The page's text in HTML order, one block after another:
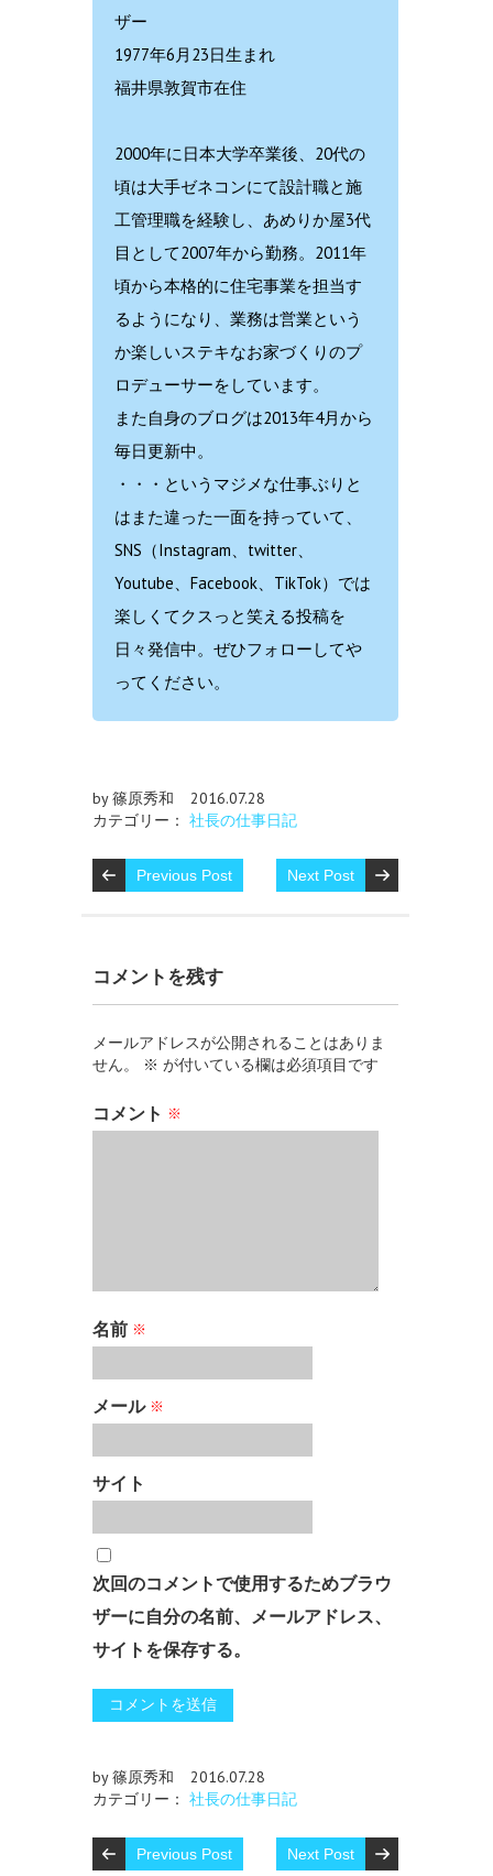
ザー
1977年6月23日生まれ
福井県敦賀市在住
2000年に日本大学卒業後、20代の
頃は大手ゼネコンにて設計職と施
工管理職を経験し、あめりか屋3代
目として2007年から勤務。2011年
頃から本格的に住宅事業を担当す
るようになり、業務は営業という
か楽しいステキなお家づくりのプ
ロデューサーをしています。
また自身のブログは2013年4月から
毎日更新中。
・・・というマジメな仕事ぶりと
はまた違った一面を持っていて、
SNS（Instagram、twitter、
Youtube、Facebook、TikTok）では
楽しくてクスっと笑える投稿を
日々発信中。ぜひフォローしてや
ってください。
by 篠原秀和
2016.07.28
カテゴリー： 社長の仕事日記
Previous Post Next Post
コメントを残す
メールアドレスが公開されることはありま
せん。
※ が付いている欄は必須項目です
コメント ※
名前 ※
メール ※
サイト
次回のコメントで使用するためブラウ
ザーに自分の名前、メールアドレス、
サイトを保存する。
by 篠原秀和
2016.07.28
カテゴリー： 社長の仕事日記
Previous Post Next Post